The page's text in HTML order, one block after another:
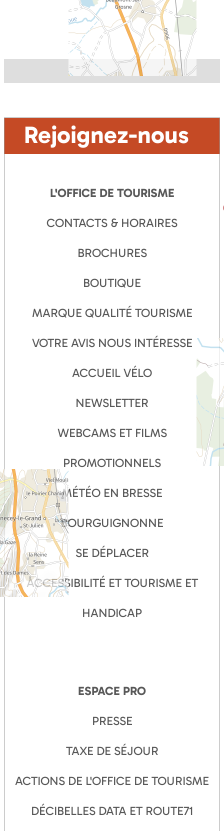
Rejoignez-nous
L'OFFICE DE TOURISME
CONTACTS & HORAIRES
BROCHURES
BOUTIQUE
MARQUE QUALITÉ TOURISME
VOTRE AVIS NOUS INTÉRESSE
ACCUEIL VÉLO
NEWSLETTER
WEBCAMS ET FILMS
PROMOTIONNELS
MÉTÉO EN BRESSE
BOURGUIGNONNE
SE DÉPLACER
ACCESSIBILITÉ ET TOURISME ET
HANDICAP
ESPACE PRO
PRESSE
TAXE DE SÉJOUR
ACTIONS DE L'OFFICE DE TOURISME
DÉCIBELLES DATA ET ROUTE71